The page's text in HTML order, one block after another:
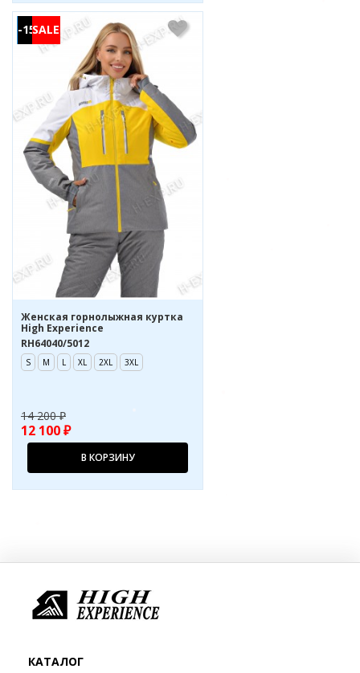
-15%
Женская горнолыжная куртка
High Experience
RH64040/5012
S M L XL 2XL 3XL
14 200 ₽
12 100 ₽
В КОРЗИНУ
КАТАЛОГ